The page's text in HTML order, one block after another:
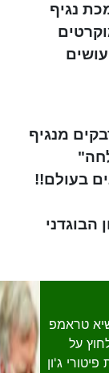
נגיף
מנגיף
בעולם!!
הבוגדני
טראמפ
על
ג'ון